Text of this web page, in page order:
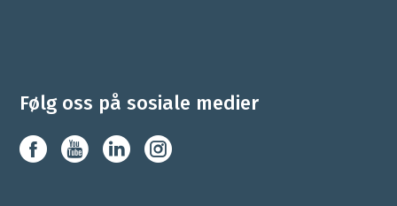
Følg oss på sosiale medier